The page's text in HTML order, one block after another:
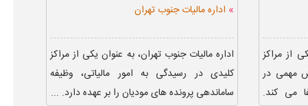
از مراکز
مهمی در
می کند.
» اداره مالیات جنوب تهران
اداره مالیات جنوب تهران، به عنوان یکی از مراکز
کلیدی در رسیدگی به امور مالیاتی، وظیفه
ساماندهی پرونده های مودیان را بر عهده دارد. ...